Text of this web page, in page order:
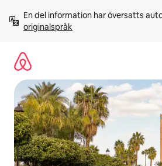
innehåll
En del information har översatts
originalspråk